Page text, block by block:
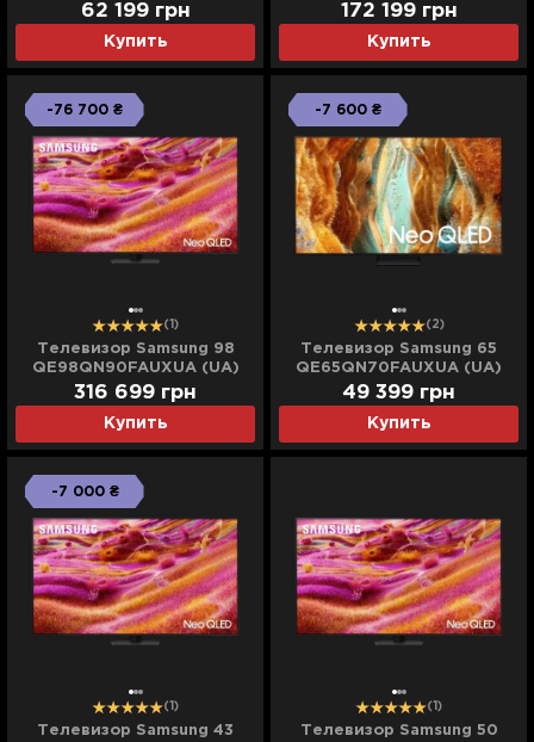
Купить
62 199 грн
Купить
172 199 грн
-76 700 ₴
(1)
Телевизор Samsung 98
QE98QN90FAUXUA (UA)
Купить
316 699 грн
-7 600 ₴
(2)
Телевизор Samsung 65
QE65QN70FAUXUA (UA)
Купить
49 399 грн
-7 000 ₴
(1)
Телевизор Samsung 43
(1)
Телевизор Samsung 50